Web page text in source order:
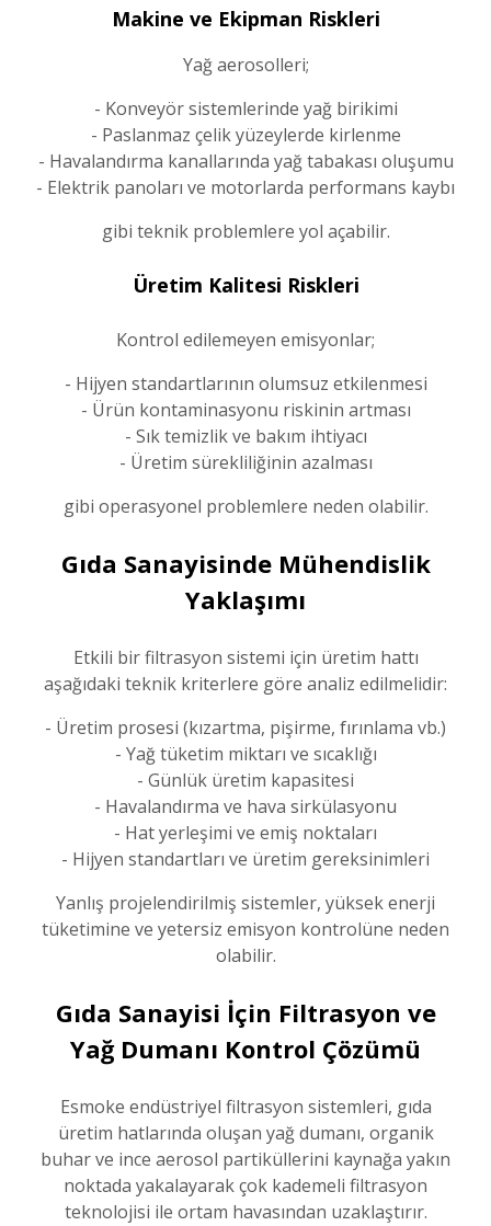
Makine ve Ekipman Riskleri
Yağ aerosolleri;
- Konveyör sistemlerinde yağ birikimi
- Paslanmaz çelik yüzeylerde kirlenme
- Havalandırma kanallarında yağ tabakası oluşumu
- Elektrik panoları ve motorlarda performans kaybı
gibi teknik problemlere yol açabilir.
Üretim Kalitesi Riskleri
Kontrol edilemeyen emisyonlar;
- Hijyen standartlarının olumsuz etkilenmesi
- Ürün kontaminasyonu riskinin artması
- Sık temizlik ve bakım ihtiyacı
- Üretim sürekliliğinin azalması
gibi operasyonel problemlere neden olabilir.
Gıda Sanayisinde Mühendislik
Yaklaşımı
Etkili bir filtrasyon sistemi için üretim hattı
aşağıdaki teknik kriterlere göre analiz edilmelidir:
- Üretim prosesi (kızartma, pişirme, fırınlama vb.)
- Yağ tüketim miktarı ve sıcaklığı
- Günlük üretim kapasitesi
- Havalandırma ve hava sirkülasyonu
- Hat yerleşimi ve emiş noktaları
- Hijyen standartları ve üretim gereksinimleri
Yanlış projelendirilmiş sistemler, yüksek enerji
tüketimine ve yetersiz emisyon kontrolüne neden
olabilir.
Gıda Sanayisi İçin Filtrasyon ve
Yağ Dumanı Kontrol Çözümü
Esmoke endüstriyel filtrasyon sistemleri, gıda
üretim hatlarında oluşan yağ dumanı, organik
buhar ve ince aerosol partiküllerini kaynağa yakın
noktada yakalayarak çok kademeli filtrasyon
teknolojisi ile ortam havasından uzaklaştırır.